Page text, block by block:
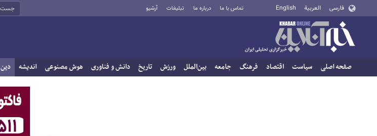
فارسی العربية English تماس با ما درباره ما تبلیغات آرشیو
صفحه اصلی سیاست اقتصاد فرهنگ جامعه بین‌الملل ورزش تاریخ دانش و فناوری هوش مصنوعی اندیشه دین